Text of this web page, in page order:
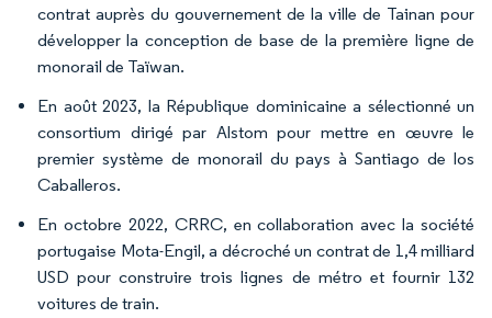
contrat auprès du gouvernement de la ville de Tainan pour
développer la conception de base de la première ligne de
monorail de Taïwan.
En août 2023, la République dominicaine a sélectionné un
consortium dirigé par Alstom pour mettre en œuvre le
premier système de monorail du pays à Santiago de los
Caballeros.
En octobre 2022, CRRC, en collaboration avec la société
portugaise Mota-Engil, a décroché un contrat de 1,4 milliard
USD pour construire trois lignes de métro et fournir 132
voitures de train.